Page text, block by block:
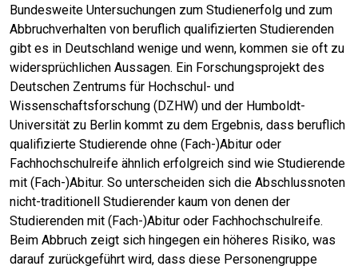
Bundesweite Untersuchungen zum Studienerfolg und zum
Abbruchverhalten von beruflich qualifizierten Studierenden
gibt es in Deutschland wenige und wenn, kommen sie oft zu
widersprüchlichen Aussagen. Ein Forschungsprojekt des
Deutschen Zentrums für Hochschul- und
Wissenschaftsforschung (DZHW) und der Humboldt-
Universität zu Berlin kommt zu dem Ergebnis, dass beruflich
qualifizierte Studierende ohne (Fach-)Abitur oder
Fachhochschulreife ähnlich erfolgreich sind wie Studierende
mit (Fach-)Abitur. So unterscheiden sich die Abschlussnoten
nicht-traditionell Studierender kaum von denen der
Studierenden mit (Fach-)Abitur oder Fachhochschulreife.
Beim Abbruch zeigt sich hingegen ein höheres Risiko, was
darauf zurückgeführt wird, dass diese Personengruppe